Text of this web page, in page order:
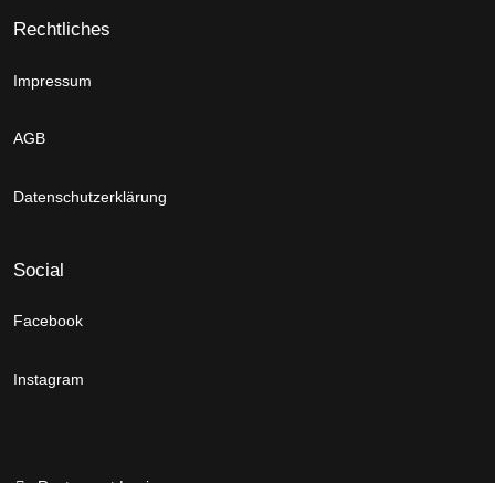
Rechtliches
Impressum
AGB
Datenschutzerklärung
Social
Facebook
Instagram